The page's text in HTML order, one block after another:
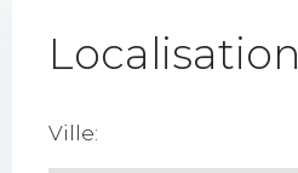
Localisation
Ville: